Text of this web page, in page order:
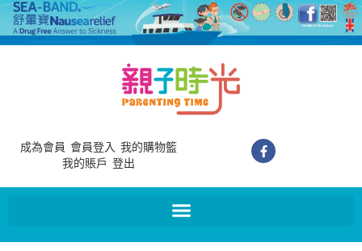
成為會員 會員登入 我的購物籃
我的賬戶 登出